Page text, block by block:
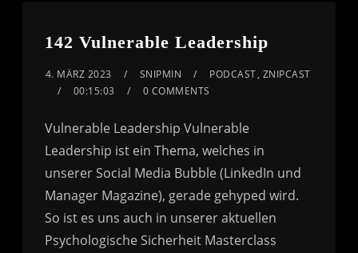
142 Vulnerable Leadership
4. MÄRZ 2023 SNIPMIN PODCAST, ZNIPCAST
00:15:03
0 COMMENTS
Vulnerable Leadership Vulnerable
Leadership ist ein Thema, welches in
unserer Social Media Bubble (LinkedIn und
Manager Magazine), gerade gehyped wird.
So ist es uns auch in unserer aktuellen
Psychologische Sicherheit Masterclass